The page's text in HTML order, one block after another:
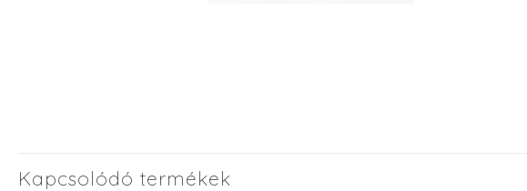
Kapcsolódó termékek